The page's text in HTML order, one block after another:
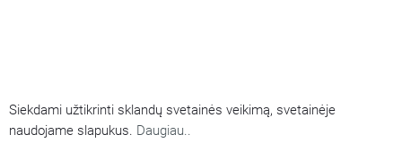
Siekdami užtikrinti sklandų svetainės veikimą, svetainėje
naudojame slapukus. Daugiau..